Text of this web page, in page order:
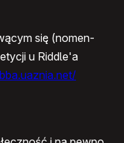
się (nomen-
u Riddle'a